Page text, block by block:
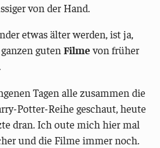
von der Hand.
etwas älter werden, ist ja,
gutenFilmevon früher
Tagen alle zusammen die
Potter-Reihe geschaut, heute
dran. Ich oute mich hier mal
und die Filme immer noch.